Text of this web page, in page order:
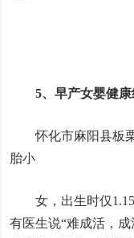
5、早产女婴健
怀化市麻阳县板
胎小
女，出生时仅
有医生说“难成活，